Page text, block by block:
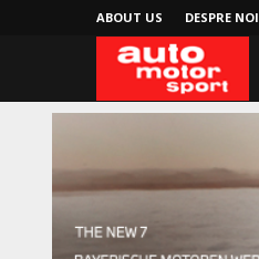
ABOUT US DESPRE NOI